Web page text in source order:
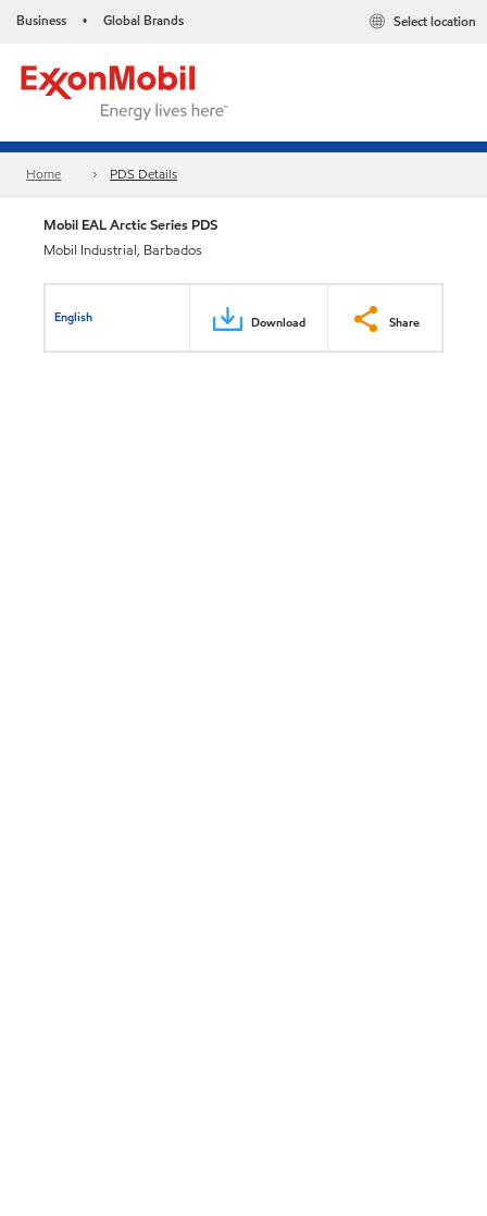
Business • Global Brands Select location
Home PDS Details
Mobil EAL Arctic Series PDS
Mobil Industrial, Barbados
English Download Share